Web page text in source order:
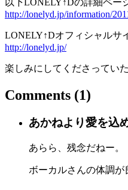
http://lonelyd.jp/information/
LONELY↑Dオフィシャルサ
http://lonelyd.jp/
楽しみにしてくださってい
Comments (1)
あかねより愛を込
あらら、残念だねー。
ボーカルさんの体調が